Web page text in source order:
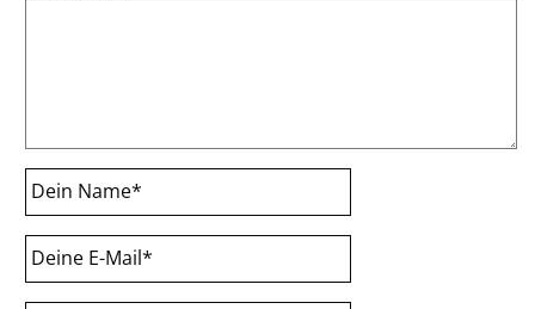
Dein Name*
Deine E-Mail*